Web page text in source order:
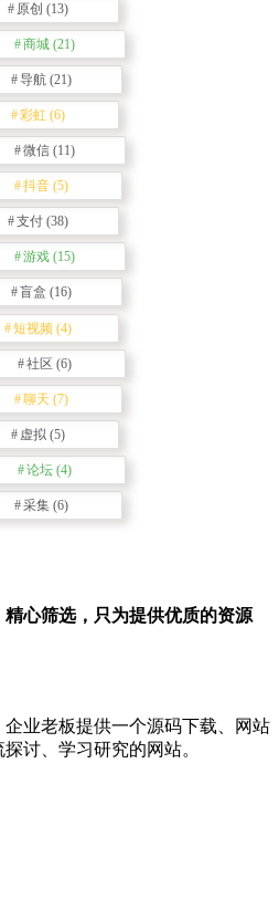
原创 (13)
商城 (21)
导航 (21)
彩虹 (6)
微信 (11)
抖音 (5)
支付 (38)
游戏 (15)
盲盒 (16)
短视频 (4)
社区 (6)
聊天 (7)
虚拟 (5)
论坛 (4)
采集 (6)
心筛选，只为提供优质的资源
业老板提供一个源码下载、网站
讨、学习研究的网站。